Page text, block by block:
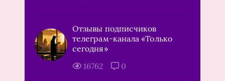
Отзывы подписчиков
телеграм-канала «Только
сегодня»
16762
0